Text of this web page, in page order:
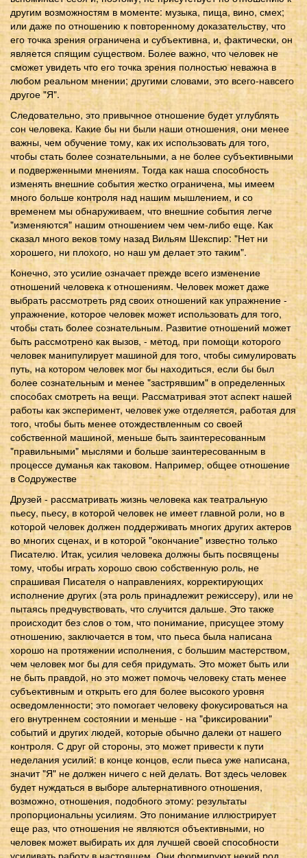
другим возможностям в моменте: музыка, пища, вино, смех;
или даже по отношению к повторенному доказательству, что
его точка зрения ограничена и субъективна, и, фактически, он
является спящим существом. Более важно, что человек не
сможет увидеть что его точка зрения полностью неважна в
любом реальном мнении; другими словами, это всего-навсего
другое "Я".
Следовательно, это привычное отношение будет углублять
сон человека. Какие бы ни были наши отношения, они менее
важны, чем обучение тому, как их использовать для того,
чтобы стать более сознательными, а не более субъективными
и подверженными мнениям. Тогда как наша способность
изменять внешние события жестко ограничена, мы имеем
много больше контроля над нашим мышлением, и со
временем мы обнаруживаем, что внешние события легче
"изменяются" нашим отношением чем чем-либо еще. Как
сказал много веков тому назад Вильям Шекспир: "Нет ни
хорошего, ни плохого, но наш ум делает это таким".
Конечно, это усилие означает прежде всего изменение
отношений человека к отношениям. Человек может даже
выбрать рассмотреть ряд своих отношений как упражнение -
упражнение, которое человек может использовать для того,
чтобы стать более сознательным. Развитие отношений может
быть рассмотрено как вызов, - метод, при помощи которого
человек манипулирует машиной для того, чтобы симулировать
путь, на котором человек мог бы находиться, если бы был
более сознательным и менее "застрявшим" в определенных
способах смотреть на вещи. Рассматривая этот аспект нашей
работы как эксперимент, человек уже отделяется, работая для
того, чтобы быть менее отождествленным со своей
собственной машиной, меньше быть заинтересованным
"правильными" мыслями и больше заинтересованным в
процессе думанья как таковом. Например, общее отношение
в Содружестве
Друзей - рассматривать жизнь человека как театральную
пьесу, пьесу, в которой человек не имеет главной роли, но в
которой человек должен поддерживать многих других актеров
во многих сценах, и в которой "окончание" известно только
Писателю. Итак, усилия человека должны быть посвящены
тому, чтобы играть хорошо свою собственную роль, не
спрашивая Писателя о направлениях, корректирующих
исполнение других (эта роль принадлежит режиссеру), или не
пытаясь предчувствовать, что случится дальше. Это также
происходит без слов о том, что понимание, присущее этому
отношению, заключается в том, что пьеса была написана
хорошо на протяжении исполнения, с большим мастерством,
чем человек мог бы для себя придумать. Это может быть или
не быть правдой, но это может помочь человеку стать менее
субъективным и открыть его для более высокого уровня
осведомленности; это помогает человеку фокусироваться на
его внутреннем состоянии и меньше - на "фиксировании"
событий и других людей, которые обычно далеки от нашего
контроля. С друг ой стороны, это может привести к пути
неделания усилий: в конце концов, если пьеса уже написана,
значит "Я" не должен ничего с ней делать. Вот здесь человек
будет нуждаться в выборе альтернативного отношения,
возможно, отношения, подобного этому: результаты
пропорциональны усилиям. Это понимание иллюстрирует
еще раз, что отношения не являются объективными, но
человек может выбирать их для лучшей своей способности
усиливать работу в настоящем. Они формируют некий род